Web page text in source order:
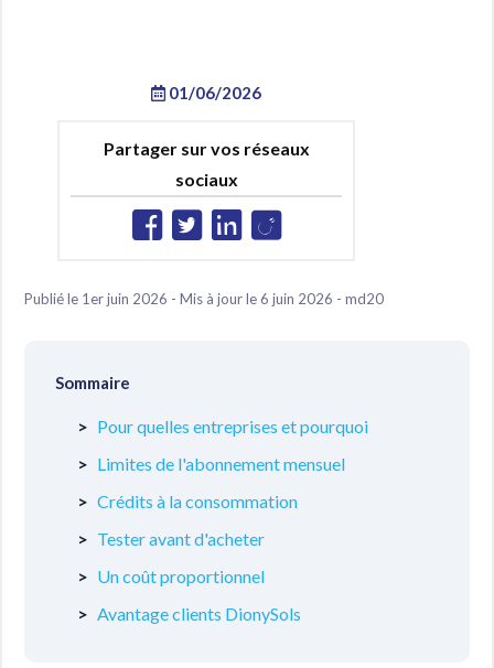
01/06/2026
Partager sur vos réseaux
sociaux
Publié le 1er juin 2026 - Mis à jour le 6 juin 2026 - md20
Sommaire
Pour quelles entreprises et pourquoi
Limites de l'abonnement mensuel
Crédits à la consommation
Tester avant d'acheter
Un coût proportionnel
Avantage clients DionySols